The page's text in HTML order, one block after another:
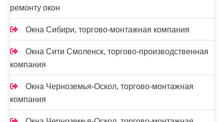
ремонту окон
Окна Сибири, торгово-монтажная компания
Окна Сити Смоленск, торгово-производственная
компания
Окна Черноземья-Оскол, торгово-монтажная
компания